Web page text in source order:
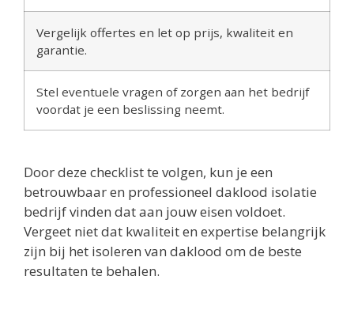
Vergelijk offertes en let op prijs, kwaliteit en
garantie.
Stel eventuele vragen of zorgen aan het bedrijf
voordat je een beslissing neemt.
Door deze checklist te volgen, kun je een
betrouwbaar en professioneel daklood isolatie
bedrijf vinden dat aan jouw eisen voldoet.
Vergeet niet dat kwaliteit en expertise belangrijk
zijn bij het isoleren van daklood om de beste
resultaten te behalen.